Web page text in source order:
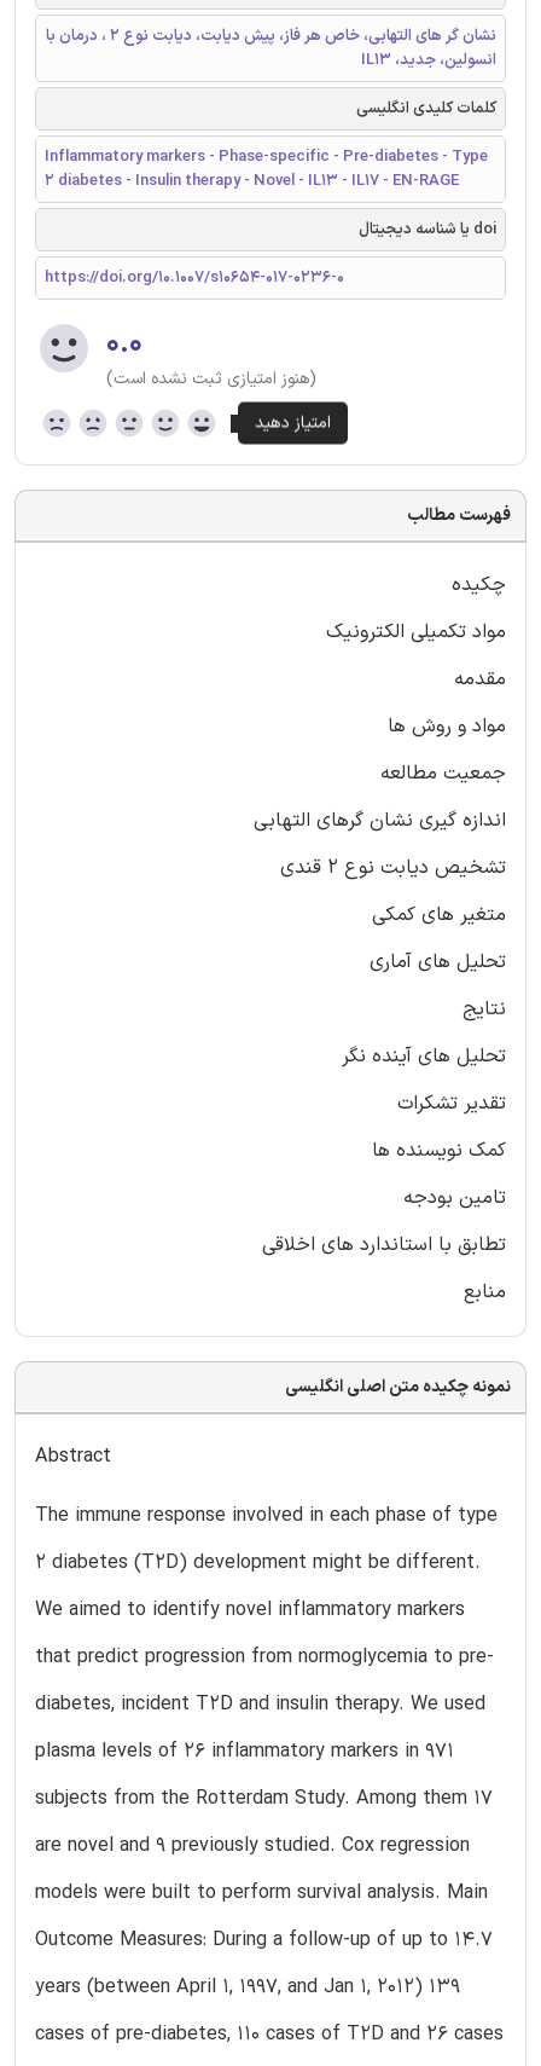
نشان گر های التهابی، خاص هر فاز، پیش دیابت، دیابت نوع 2 ، درمان با
انسولین، جدید، IL13
کلمات کلیدی انگلیسی
Inflammatory markers - Phase-specific - Pre-diabetes - Type
2 diabetes - Insulin therapy - Novel - IL13 - IL17 - EN-RAGE
doi یا شناسه دیجیتال
https://doi.org/10.1007/s10654-017-0236-0
۰.۰
(هنوز امتیازی ثبت نشده است)
فهرست مطالب
چکیده
مواد تکمیلی الکترونیک
مقدمه
مواد و روش ها
جمعیت مطالعه
اندازه گیری نشان گرهای التهابی
تشخیص دیابت نوع 2 قندی
متغیر های کمکی
تحلیل های آماری
نتایج
تحلیل های آینده نگر
تقدیر تشکرات
کمک نویسنده ها
تامین بودجه
تطابق با استاندارد های اخلاقی
منابع
نمونه چکیده متن اصلی انگلیسی
Abstract
The immune response involved in each phase of type
2 diabetes (T2D) development might be different.
We aimed to identify novel inflammatory markers
that predict progression from normoglycemia to pre-
diabetes, incident T2D and insulin therapy. We used
plasma levels of 26 inflammatory markers in 971
subjects from the Rotterdam Study. Among them 17
are novel and 9 previously studied. Cox regression
models were built to perform survival analysis. Main
Outcome Measures: During a follow-up of up to 14.7
years (between April 1, 1997, and Jan 1, 2012) 139
cases of pre-diabetes, 110 cases of T2D and 26 cases